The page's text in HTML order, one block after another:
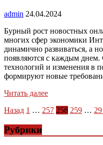
admin 24.04.2024
Бурный рост новостных
многих сфер экономики
динамично развиваться, а
появляются с каждым днем.
технологий и изменения в
формируют новые
Читать далее
Пагинация
записей
Назад 1 … 257 258 259 …
Рубрики